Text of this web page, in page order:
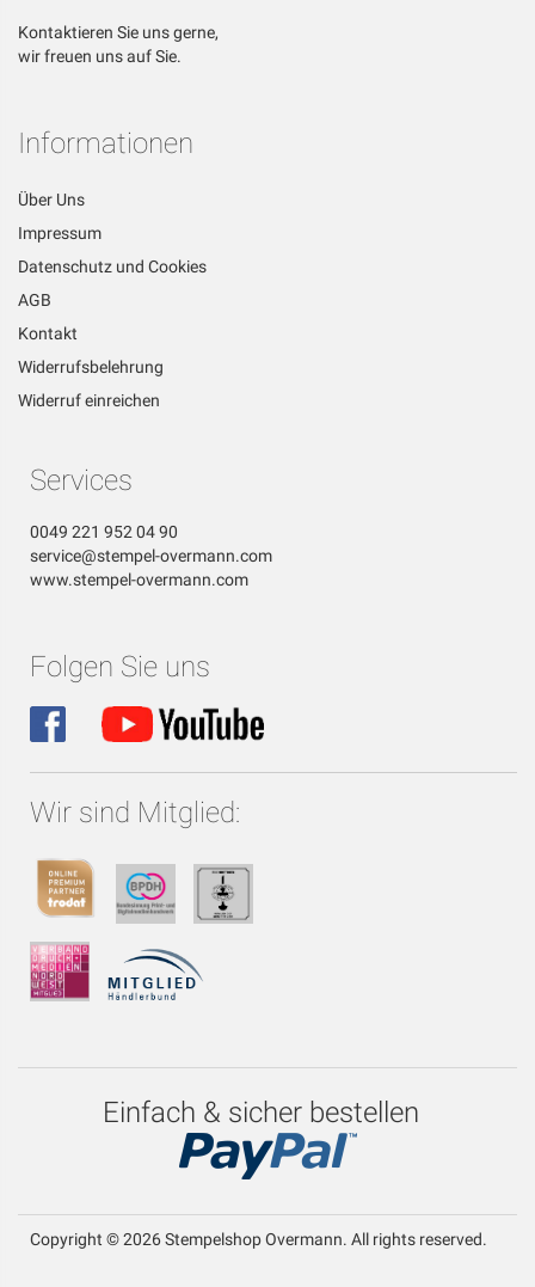
Kontaktieren Sie uns gerne,
wir freuen uns auf Sie.
Informationen
Über Uns
Impressum
Datenschutz und Cookies
AGB
Kontakt
Widerrufsbelehrung
Widerruf einreichen
Services
0049 221 952 04 90
service@stempel-overmann.com
www.stempel-overmann.com
Folgen Sie uns
Wir sind Mitglied:
Einfach & sicher bestellen
Copyright © 2026 Stempelshop Overmann. All rights reserved.